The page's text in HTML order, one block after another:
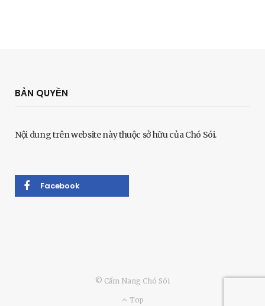
BẢN QUYỀN
Nội dung trên website này thuộc sở hữu của Chó Sói.
Facebook
© Cẩm Nang Chó Sói
Top